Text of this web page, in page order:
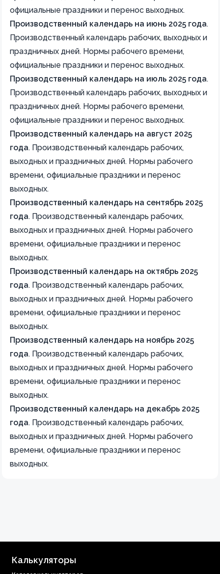
официальные праздники и перенос выходных.
Производственный календарь на июнь 2025 года.
Производственный календарь рабочих, выходных и
праздничных дней. Нормы рабочего времени,
официальные праздники и перенос выходных.
Производственный календарь на июль 2025 года.
Производственный календарь рабочих, выходных и
праздничных дней. Нормы рабочего времени,
официальные праздники и перенос выходных.
Производственный календарь на август 2025
года. Производственный календарь рабочих,
выходных и праздничных дней. Нормы рабочего
времени, официальные праздники и перенос
выходных.
Производственный календарь на сентябрь 2025
года. Производственный календарь рабочих,
выходных и праздничных дней. Нормы рабочего
времени, официальные праздники и перенос
выходных.
Производственный календарь на октябрь 2025
года. Производственный календарь рабочих,
выходных и праздничных дней. Нормы рабочего
времени, официальные праздники и перенос
выходных.
Производственный календарь на ноябрь 2025
года. Производственный календарь рабочих,
выходных и праздничных дней. Нормы рабочего
времени, официальные праздники и перенос
выходных.
Производственный календарь на декабрь 2025
года. Производственный календарь рабочих,
выходных и праздничных дней. Нормы рабочего
времени, официальные праздники и перенос
выходных.
Калькуляторы